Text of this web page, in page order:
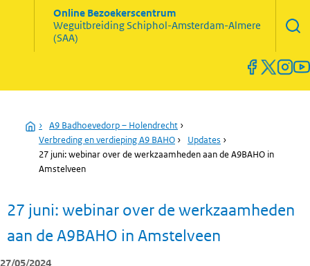
Online Bezoekerscentrum
WeguitbreidingSchiphol-Amsterdam-Almere
(SAA)
Home
› A9 Badhoevedorp – Holendrecht ›
Verbreding en verdieping A9 BAHO › Updates ›
27 juni: webinar over de werkzaamheden aan de A9BAHO in
Amstelveen
27 juni: webinar over de werkzaamheden
aan de A9BAHO in Amstelveen
27/05/2024